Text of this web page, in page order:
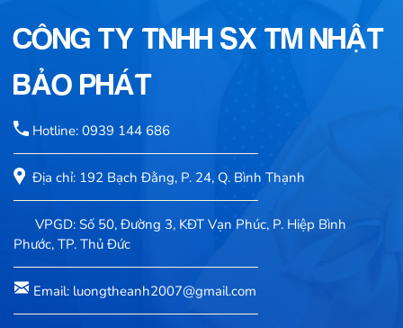
CÔNG TY TNHH SX TM NHẬT
BẢO PHÁT
Hotline: 0939 144 686
Địa chỉ: 192 Bạch Đằng, P. 24, Q. Bình Thạnh
VPGD: Số 50, Đường 3, KĐT Vạn Phúc, P. Hiệp Bình
Phước, TP. Thủ Đức
Email: luongtheanh2007@gmail.com